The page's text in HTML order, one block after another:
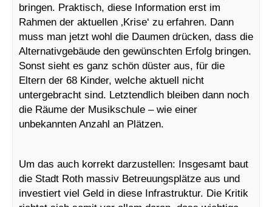
bringen. Praktisch, diese Information erst im
Rahmen der aktuellen ‚Krise‘ zu erfahren. Dann
muss man jetzt wohl die Daumen drücken, dass die
Alternativgebäude den gewünschten Erfolg bringen.
Sonst sieht es ganz schön düster aus, für die
Eltern der 68 Kinder, welche aktuell nicht
untergebracht sind. Letztendlich bleiben dann noch
die Räume der Musikschule – wie einer
unbekannten Anzahl an Plätzen.
Um das auch korrekt darzustellen: Insgesamt baut
die Stadt Roth massiv Betreuungsplätze aus und
investiert viel Geld in diese Infrastruktur. Die Kritik